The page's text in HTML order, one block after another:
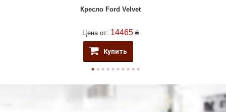
Кресло Ford Velvet
Цена от: 14465 ₴
Купить